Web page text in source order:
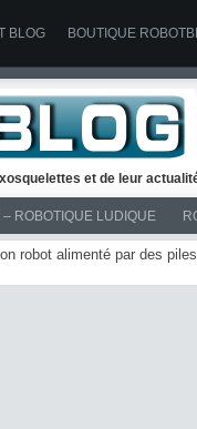
BLOG BOUTIQUE
et de leur
ROBOTIQUE LUDIQUE
robot alimenté par des